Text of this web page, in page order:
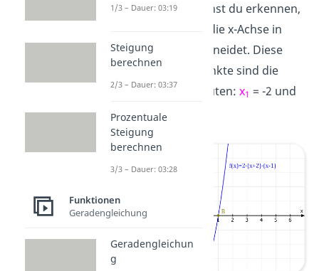
In der Grafik kannst du erkennen,
dass die Parabel die x-Achse in
zwei Punkten
schneidet. Diese
beiden Schnittpunkte sind die
Nullstellen. Sie lauten:x1 = -2 und
x2= 1
1/3 – Dauer: 03:19
Steigung
berechnen
2/3 – Dauer: 03:37
Prozentuale
Steigung
berechnen
3/3 – Dauer: 03:28
Funktionen
Geradengleichung
Geradengleichun
g